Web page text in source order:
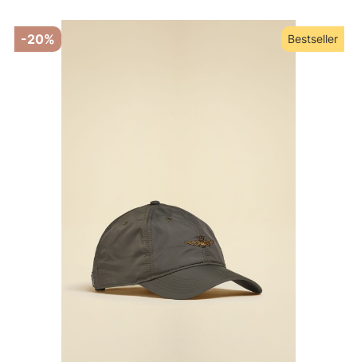
-20% Bestseller